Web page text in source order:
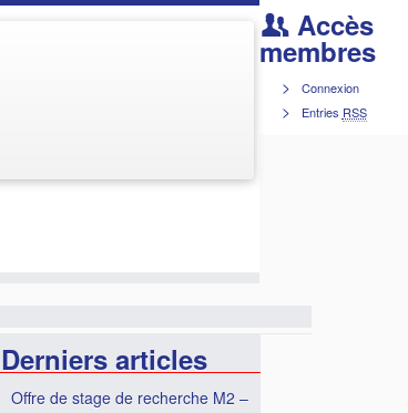
Accès
membres
Connexion
Entries RSS
Derniers articles
Offre de stage de recherche M2 –